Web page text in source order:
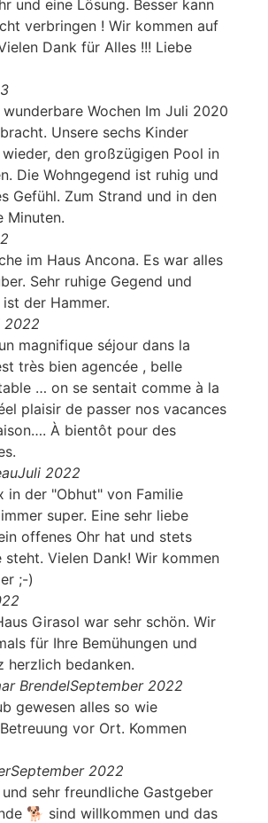
und eine Lösung. Besser kann
verbringen ! Wir kommen auf
Dank für Alles !!! Liebe
Wochen Im Juli 2020
Unsere sechs Kinder
den großzügigen Pool in
Die Wohngegend ist ruhig und
Gefühl. Zum Strand und in den
Minuten.
im Haus Ancona. Es war alles
Sehr ruhige Gegend und
der Hammer.
2022
magnifique séjour dans la
très bien agencée , belle
… on se sentait comme à la
plaisir de passer nos vacances
À bientôt pour des
Juli 2022
in der "Obhut" von Familie
super. Eine sehr liebe
offenes Ohr hat und stets
Vielen Dank! Wir kommen
;-)
Girasol war sehr schön. Wir
für Ihre Bemühungen und
herzlich bedanken.
BrendelSeptember 2022
gewesen alles so wie
vor Ort. Kommen
September 2022
sehr freundliche Gastgeber
🐕 sind willkommen und das